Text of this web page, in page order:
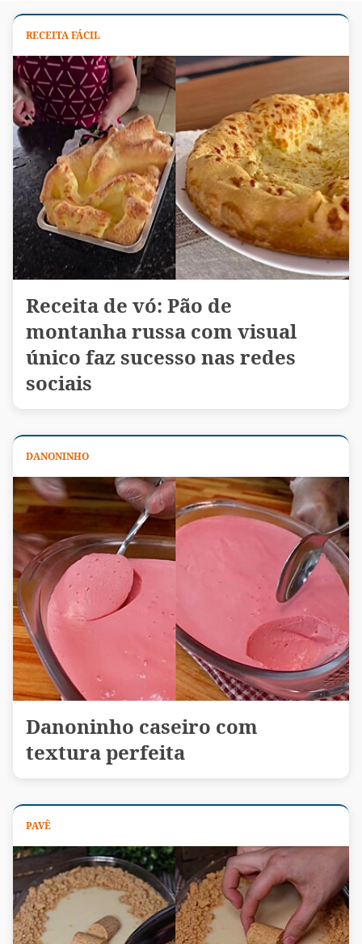
RECEITA FÁCIL
Receita de vó: Pão de
montanha russa com visual
único faz sucesso nas redes
sociais
DANONINHO
Danoninho caseiro com
textura perfeita
PAVÊ